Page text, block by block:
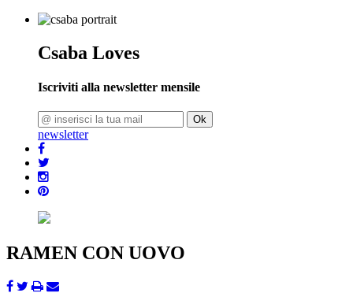
Csaba Loves
Iscriviti alla newsletter mensile
Ok
newsletter
RAMEN CON UOVO